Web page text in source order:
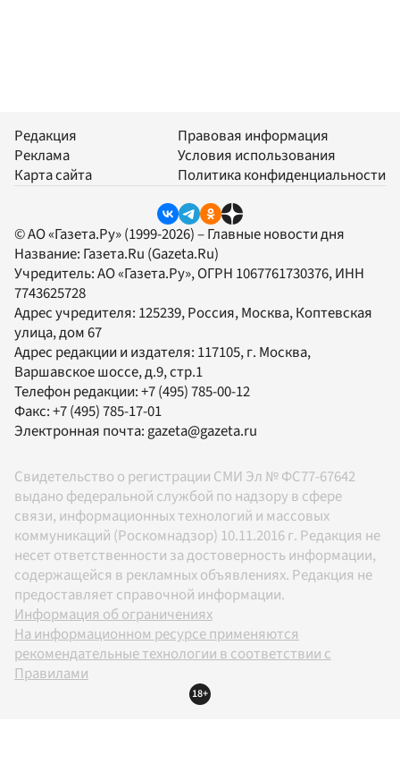
Редакция
Реклама
Карта сайта
Правовая информация
Условия использования
Политика конфиденциальности
© АО «Газета.Ру» (1999-2026) – Главные новости дня
Название: Газета.Ru (Gazeta.Ru)
Учредитель:АО «Газета.Ру», ОГРН 1067761730376, ИНН
7743625728
Адрес учредителя: 125239, Россия, Москва, Коптевская
улица, дом 67
Адрес редакции и издателя: 117105, г. Москва,
Варшавское шоссе, д.9, стр.1
Телефон редакции:+7 (495) 785-00-12
Факс:+7 (495) 785-17-01
Электронная почта:gazeta@gazeta.ru
Свидетельство о регистрации СМИ Эл № ФС77-67642
выдано федеральной службой по надзору в сфере
связи, информационных технологий и массовых
коммуникаций (Роскомнадзор) 10.11.2016 г. Редакция не
несет ответственности за достоверность информации,
содержащейся в рекламных объявлениях. Редакция не
предоставляет справочной информации.
Информация об ограничениях
На информационном ресурсе применяются
рекомендательные технологии в соответствии с
Правилами
18+